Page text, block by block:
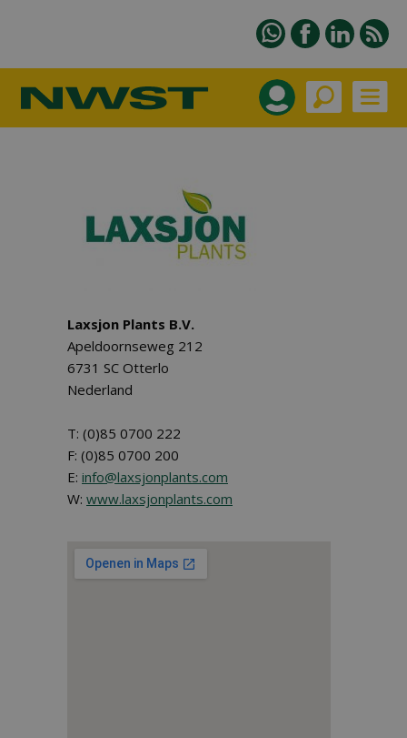
Laxsjon Plants B.V.
Apeldoornseweg 212
6731 SC Otterlo
Nederland
T: (0)85 0700 222
F: (0)85 0700 200
E: info@laxsjonplants.com
W: www.laxsjonplants.com